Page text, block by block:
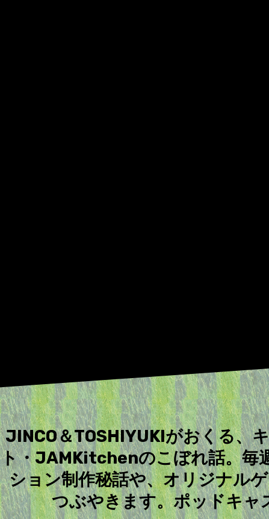
JINCO＆TOSHIYUKIがおくる、
ト・JAMKitchenのこぼれ話。毎
ション制作秘話や、オリジナル
つぶやきます。ポッドキャ